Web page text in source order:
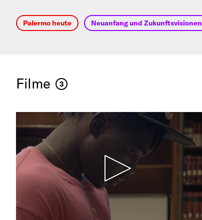
Palermo heute Neuanfang und Zukunftsvisionen
Filme 3